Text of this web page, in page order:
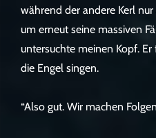
während der andere Kerl
um erneut seine massiven
untersuchte meinen Kopf.
die Engel singen.
“Also gut. Wir machen